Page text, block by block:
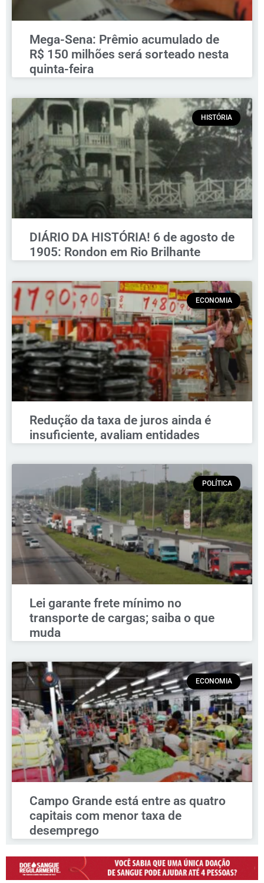
Mega-Sena: Prêmio acumulado de
R$ 150 milhões será sorteado nesta
quinta-feira
HISTÓRIA
DIÁRIO DA HISTÓRIA! 6 de agosto de
1905: Rondon em Rio Brilhante
ECONOMIA
Redução da taxa de juros ainda é
insuficiente, avaliam entidades
POLÍTICA
Lei garante frete mínimo no
transporte de cargas; saiba o que
muda
ECONOMIA
Campo Grande está entre as quatro
capitais com menor taxa de
desemprego